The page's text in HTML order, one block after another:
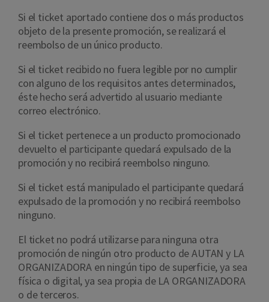
Si el ticket aportado contiene dos o más productos
objeto de la presente promoción, se realizará el
reembolso de un único producto.
Si el ticket recibido no fuera legible por no cumplir
con alguno de los requisitos antes determinados,
éste hecho será advertido al usuario mediante
correo electrónico.
Si el ticket pertenece a un producto promocionado
devuelto el participante quedará expulsado de la
promoción y no recibirá reembolso ninguno.
Si el ticket está manipulado el participante quedará
expulsado de la promoción y no recibirá reembolso
ninguno.
El ticket no podrá utilizarse para ninguna otra
promoción de ningún otro producto de AUTAN y LA
ORGANIZADORA en ningún tipo de superficie, ya sea
física o digital, ya sea propia de LA ORGANIZADORA
o de terceros.